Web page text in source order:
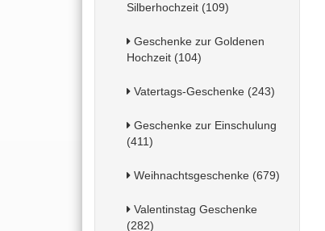
Silberhochzeit (109)
Geschenke zur Goldenen
Hochzeit (104)
Vatertags-Geschenke (243)
Geschenke zur Einschulung
(411)
Weihnachtsgeschenke (679)
Valentinstag Geschenke
(282)